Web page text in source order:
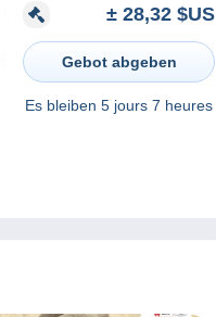
± 28,32 $US
Gebot abgeben
Es bleiben 5 jours 7 heures